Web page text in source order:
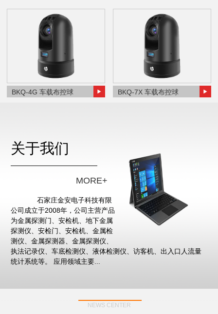
BKQ-4G 车载布控球 BKQ-7X 车载布控球
关于我们
MORE+
石家庄金安电子科技有限
公司成立于2008年，公司主营产品
为金属探测门、安检机、地下金属
探测仪、安检门、安检机、金属检
测仪、金属探测器、金属探测仪、
执法记录仪、车底检测仪、液体检测仪、访客机、出入口人流量
统计系统等。 应用领域主要...
NEWS CENTER